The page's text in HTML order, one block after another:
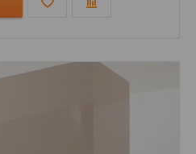
орнамент;